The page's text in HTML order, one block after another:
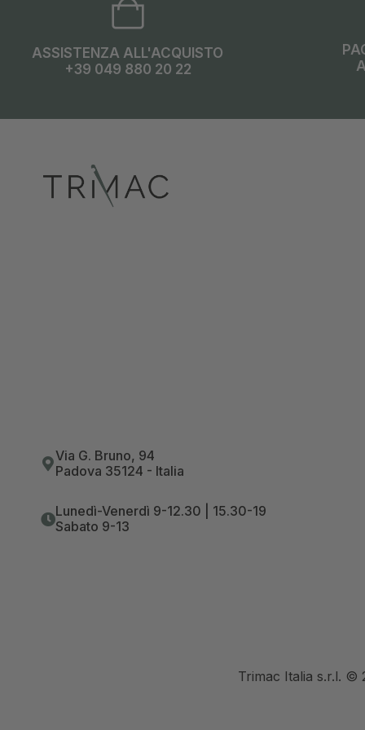
ASSISTENZA ALL'ACQUISTO
+39 049 880 20 22
Via G. Bruno, 94
Padova 35124 - Italia
Lunedì-Venerdì 9-12.30 | 15.30-19
Sabato 9-13
Trimac Italia s.r.l. ©